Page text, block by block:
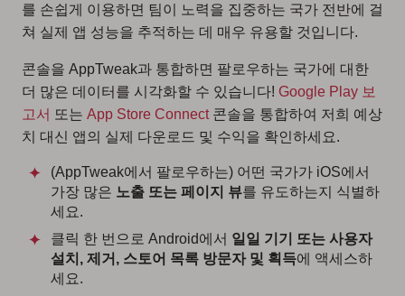
를 손쉽게 이용하면 팀이 노력을 집중하는 국가 전반에 걸
쳐 실제 앱 성능을 추적하는 데 매우 유용할 것입니다.
콘솔을 AppTweak과 통합하면 팔로우하는 국가에 대한
더 많은 데이터를 시각화할 수 있습니다! Google Play 보
고서 또는 App Store Connect콘솔을 통합하여 저희 예상
치 대신 앱의 실제 다운로드 및 수익을 확인하세요.
(AppTweak에서 팔로우하는) 어떤 국가가 iOS에서
가장 많은 노출 또는 페이지 뷰를 유도하는지 식별하
세요.
클릭 한 번으로 Android에서 일일 기기 또는 사용자
설치, 제거, 스토어 목록 방문자 및 획득에 액세스하
세요.